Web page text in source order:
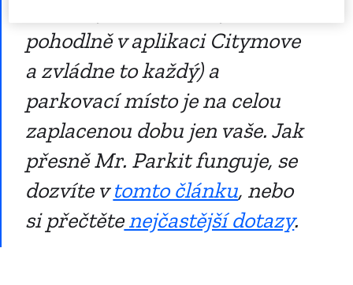
pohodlně v aplikaci Citymove
a zvládne to každý) a
parkovací místo je na celou
zaplacenou dobu jen vaše. Jak
přesně Mr. Parkit funguje, se
dozvíte vtomto článku, nebo
si přečtětenejčastější dotazy.